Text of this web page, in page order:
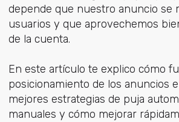
depende que nuestro anuncio se
usuarios y que aprovechemos
de la cuenta.
En este artículo te explico cómo
posicionamiento de los anuncios
mejores estrategias de puja
manuales y cómo mejorar